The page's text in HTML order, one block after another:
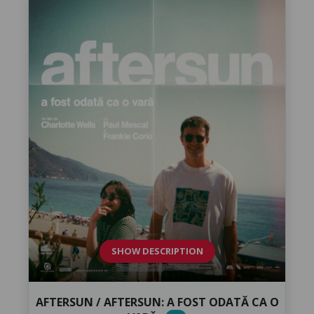
SHOW DESCRIPTION
AFTERSUN / AFTERSUN: A FOST ODATĂ CA O